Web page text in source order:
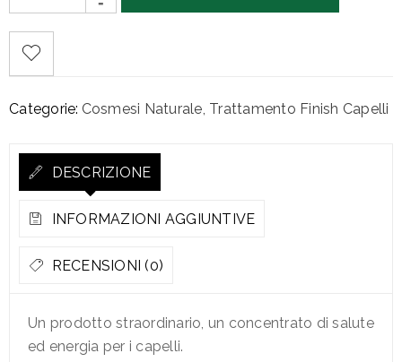
Categorie: Cosmesi Naturale, Trattamento Finish Capelli
DESCRIZIONE
INFORMAZIONI AGGIUNTIVE
RECENSIONI (0)
Un prodotto straordinario, un concentrato di salute
ed energia per i capelli.